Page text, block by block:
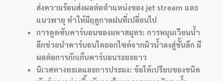
ส่งความร้อนส่งผลต่อตำแหน่งของ jet stream และ
แนวพายุ ทำให้มีฤดูกาลฝนที่เปลี่ยนไป
การดูดซับคาร์บอนของมหาสมุทร: การหมุนเวียนน้ำ
ลึกช่วยนำคาร์บอนไดออกไซด์จากผิวน้ำลงสู่ชั้นลึก มี
ผลต่อการกักเก็บคาร์บอนระยะยาว
นิเวศทางทะเลและการประมง: ข้อได้เปรียบของชนิด